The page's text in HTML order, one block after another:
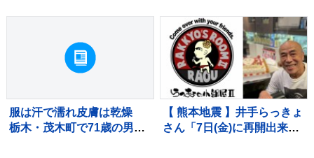
悪死亡のケースも【熊本地
震から10日】
な雨 災害警戒 7日18:23時
点
服は汗で濡れ皮膚は乾燥
栃木・茂木町で71歳の男性
【 熊本地震 】井手らっきょ
さん「7日(金)に再開出来ま